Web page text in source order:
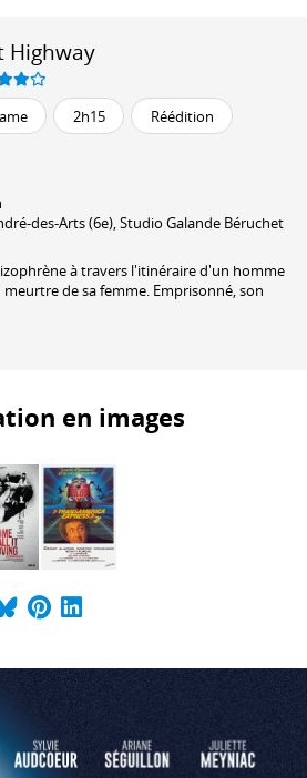
Highway
2h15 Réédition
des-Arts (6e), Studio Galande Béruchet
à travers l'itinéraire d'un homme
de sa femme. Emprisonné, son
en images